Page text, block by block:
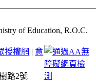
of Education, R.O.C.
授權網 | 意
路2號